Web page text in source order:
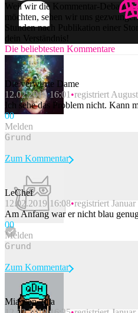
Weil wir die Kommentar-Debatten
möchten, sehen wir uns
Stunden nach Publikation einer
dein Verständnis!
Die beliebtesten Kommentare
Die verwirrte Dame
12.02.2019 16:01 registriert
Ich sehe das Problem nicht. Kann
00
Melden
Beitrag melden
Zum Kommentar
LeChef
12.02.2019 16:08 registriert
Am Anfang war er nicht blau
00
Melden
Zum Kommentar
Mia_san_mia